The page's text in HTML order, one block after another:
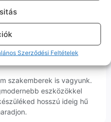
Szerződési Feltételek
szakemberek is vagyunk.
eszközökkel
hosszú ideig hű